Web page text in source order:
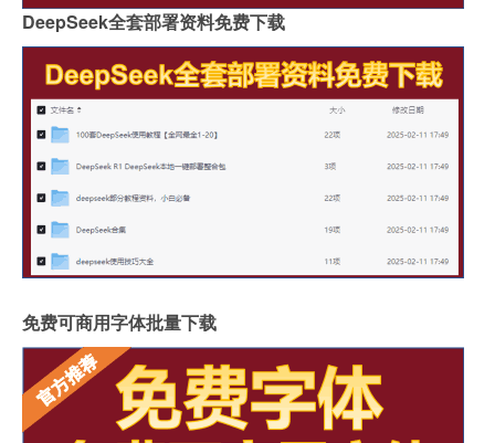
DeepSeek全套部署资料免费下载
免费可商用字体批量下载